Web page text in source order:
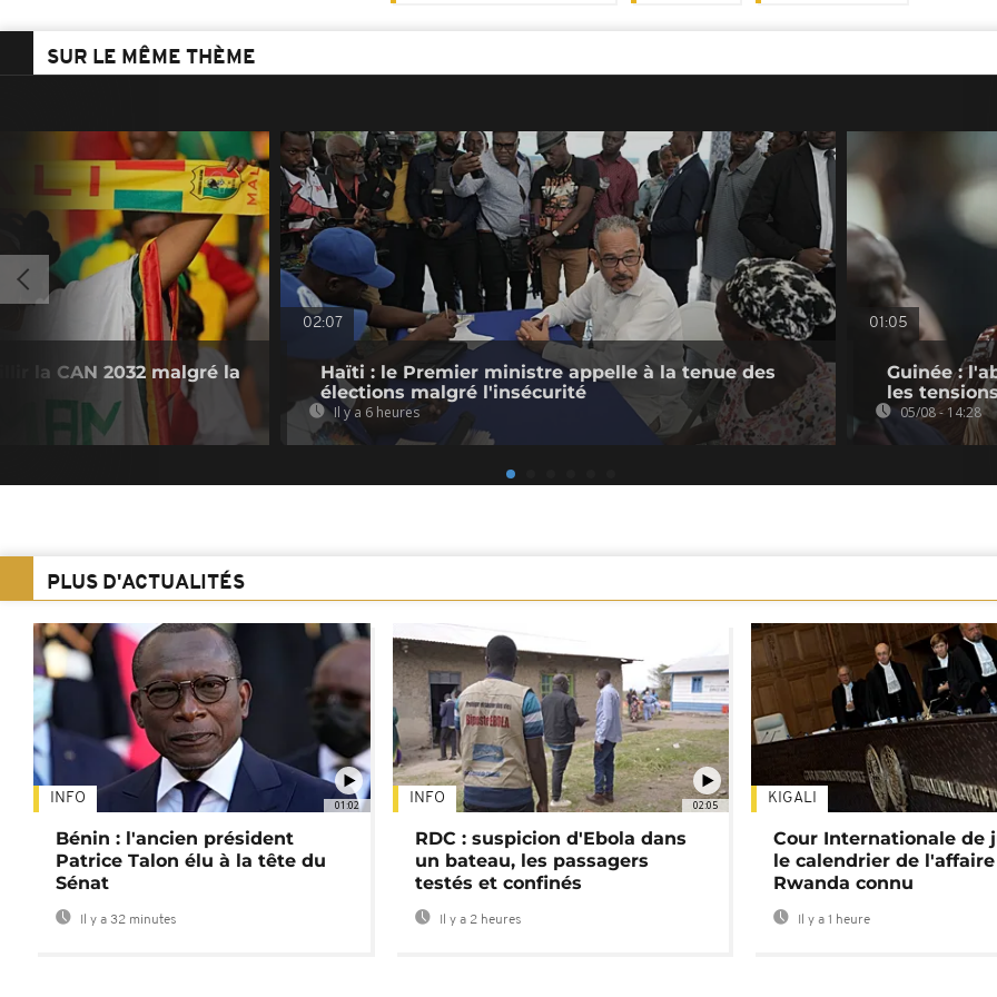
SUR LE MÊME THÈME
la CAN 2032 malgré la
02:07
Haïti : le Premier ministre appelle à la tenue des
élections malgré l'insécurité
Il y a 6 heures
01:05
Guinée :
les
05/08 - 14:28
PLUS D'ACTUALITÉS
01:02
INFO
Bénin : l'ancien président
Patrice Talon élu à la tête du
Sénat
Il y a 32 minutes
02:05
INFO
RDC : suspicion d'Ebola dans
un bateau, les passagers
testés et confinés
Il y a 2 heures
KIGALI
Cour Internationale de
le calendrier de l'affaire
Rwanda connu
Il y a 1 heure